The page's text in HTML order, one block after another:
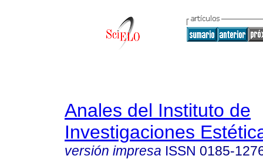
Anales del Instituto de
Investigaciones
versión impresa ISSN 0185-